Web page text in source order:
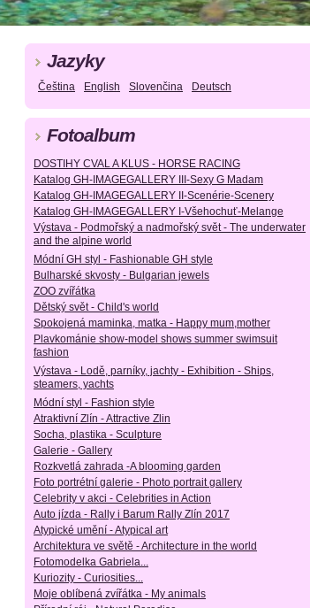
Jazyky
Čeština English Slovenčina Deutsch
Fotoalbum
DOSTIHY CVAL A KLUS - HORSE RACING
Katalog GH-IMAGEGALLERY III-Sexy G Madam
Katalog GH-IMAGEGALLERY II-Scenérie-Scenery
Katalog GH-IMAGEGALLERY I-Všehochuť-Melange
Výstava - Podmořský a nadmořský svět - The underwater
and the alpine world
Módní GH styl - Fashionable GH style
Bulharské skvosty - Bulgarian jewels
ZOO zvířátka
Dětský svět - Child's world
Spokojená maminka, matka - Happy mum,mother
Plavkománie show-model shows summer swimsuit
fashion
Výstava - Lodě, parníky, jachty - Exhibition - Ships,
steamers, yachts
Módní styl - Fashion style
Atraktivní Zlín - Attractive Zlin
Socha, plastika - Sculpture
Galerie - Gallery
Rozkvetlá zahrada -A blooming garden
Foto portrétní galerie - Photo portrait gallery
Celebrity v akci - Celebrities in Action
Auto jízda - Rally i Barum Rally Zlín 2017
Atypické umění - Atypical art
Architektura ve světě - Architecture in the world
Fotomodelka Gabriela...
Kuriozity - Curiosities...
Moje oblíbená zvířátka - My animals